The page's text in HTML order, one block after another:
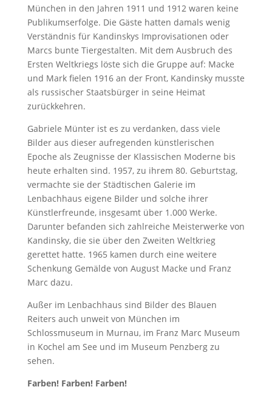
München in den Jahren 1911 und 1912 waren keine
Publikumserfolge. Die Gäste hatten damals wenig
Verständnis für Kandinskys Improvisationen oder
Marcs bunte Tiergestalten. Mit dem Ausbruch des
Ersten Weltkriegs löste sich die Gruppe auf: Macke
und Mark fielen 1916 an der Front, Kandinsky musste
als russischer Staatsbürger in seine Heimat
zurückkehren.
Gabriele Münter ist es zu verdanken, dass viele
Bilder aus dieser aufregenden künstlerischen
Epoche als Zeugnisse der Klassischen Moderne bis
heute erhalten sind. 1957, zu ihrem 80. Geburtstag,
vermachte sie der Städtischen Galerie im
Lenbachhaus eigene Bilder und solche ihrer
Künstlerfreunde, insgesamt über 1.000 Werke.
Darunter befanden sich zahlreiche Meisterwerke von
Kandinsky, die sie über den Zweiten Weltkrieg
gerettet hatte. 1965 kamen durch eine weitere
Schenkung Gemälde von August Macke und Franz
Marc dazu.
Außer im Lenbachhaus sind Bilder des Blauen
Reiters auch unweit von München im
Schlossmuseum in Murnau, im Franz Marc Museum
in Kochel am See und im Museum Penzberg zu
sehen.
Farben! Farben! Farben!